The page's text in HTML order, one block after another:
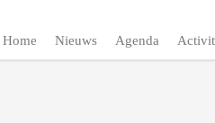
Home Nieuws Agenda